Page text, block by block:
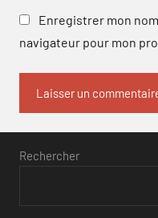
Enregistrer mon
navigateur pour mon
Rechercher